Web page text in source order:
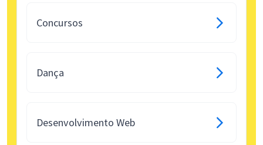
Concursos
Dança
Desenvolvimento Web